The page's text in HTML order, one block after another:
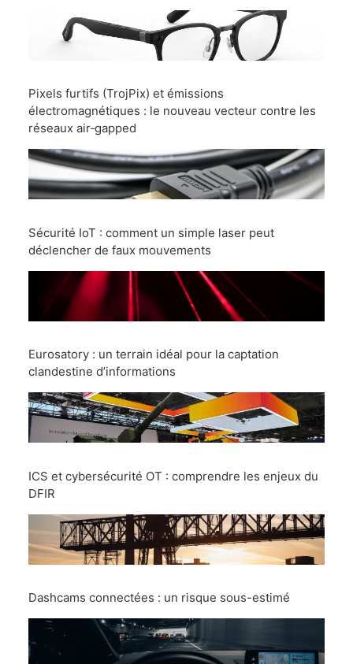
Pixels furtifs (TrojPix) et émissions
électromagnétiques : le nouveau vecteur contre les
réseaux air‑gapped
Sécurité IoT : comment un simple laser peut
déclencher de faux mouvements
Eurosatory : un terrain idéal pour la captation
clandestine d’informations
ICS et cybersécurité OT : comprendre les enjeux du
DFIR
Dashcams connectées : un risque sous-estimé